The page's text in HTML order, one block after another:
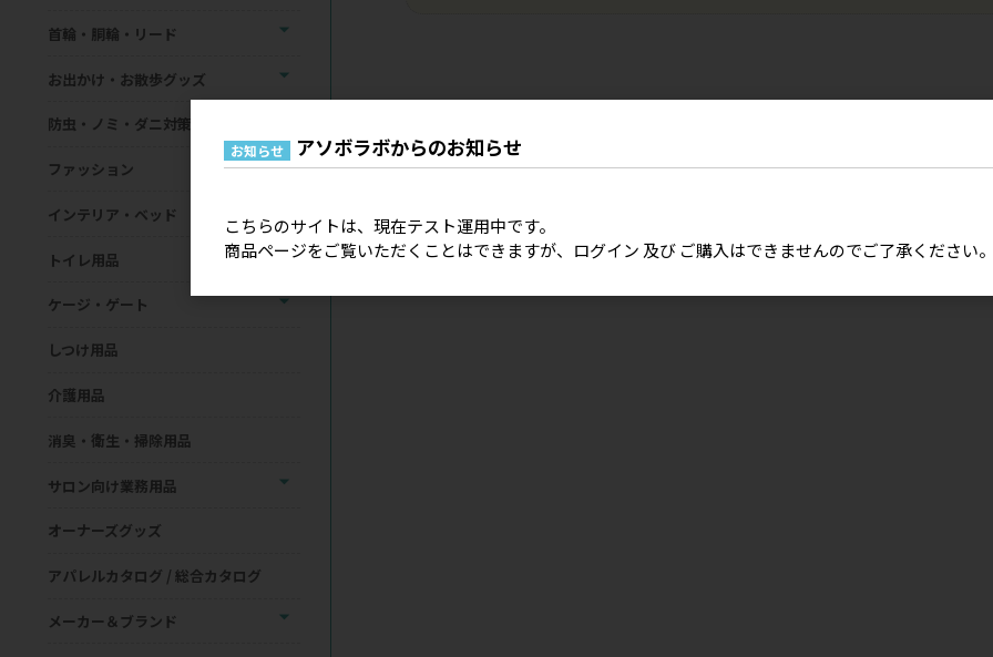
首輪・胴輪・リード
お出かけ・お散歩グッズ
防虫・ノミ・ダニ対策用品
ファッション
インテリア・ベッド
トイレ用品
ケージ・ゲート
しつけ用品
介護用品
消臭・衛生・掃除用品
サロン向け業務用品
オーナーズグッズ
アパレルカタログ / 総合カタログ
メーカー＆ブランド
お知らせ アソボラボからのお知らせ
こちらのサイトは、現在テスト運用中です。
商品ページをご覧いただくことはできますが、ログイン 及び ご購入はできませんのでご了承ください